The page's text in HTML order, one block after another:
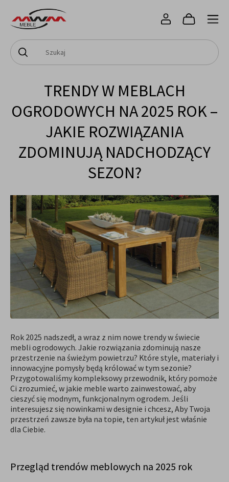
TRENDY W MEBLACH
OGRODOWYCH NA 2025 ROK –
JAKIE ROZWIĄZANIA
ZDOMINUJĄ NADCHODZĄCY
SEZON?
Rok 2025 nadszedł, a wraz z nim nowe trendy w świecie
mebli ogrodowych. Jakie rozwiązania zdominują nasze
przestrzenie na świeżym powietrzu? Które style, materiały i
innowacyjne pomysły będą królować w tym sezonie?
Przygotowaliśmy kompleksowy przewodnik, który pomoże
Ci zrozumieć, w jakie meble warto zainwestować, aby
cieszyć się modnym, funkcjonalnym ogrodem. Jeśli
interesujesz się nowinkami w designie i chcesz, Aby Twoja
przestrzeń zawsze była na topie, ten artykuł jest właśnie
dla Ciebie.
Przegląd trendów meblowych na 2025 rok